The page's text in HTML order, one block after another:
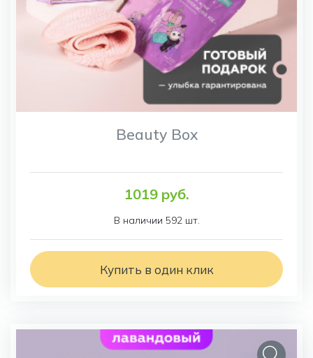
Beauty Box
1019 руб.
В наличии 592 шт.
Купить в один клик